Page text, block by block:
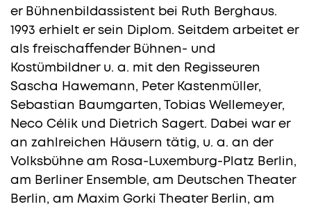
er Bühnenbildassistent bei Ruth Berghaus.
1993 erhielt er sein Diplom. Seitdem arbeitet er
als freischaffender Bühnen- und
Kostümbildner u. a. mit den Regisseuren
Sascha Hawemann, Peter Kastenmüller,
Sebastian Baumgarten, Tobias Wellemeyer,
Neco Célik und Dietrich Sagert. Dabei war er
an zahlreichen Häusern tätig, u. a. an der
Volksbühne am Rosa-Luxemburg-Platz Berlin,
am Berliner Ensemble, am Deutschen Theater
Berlin, am Maxim Gorki Theater Berlin, am